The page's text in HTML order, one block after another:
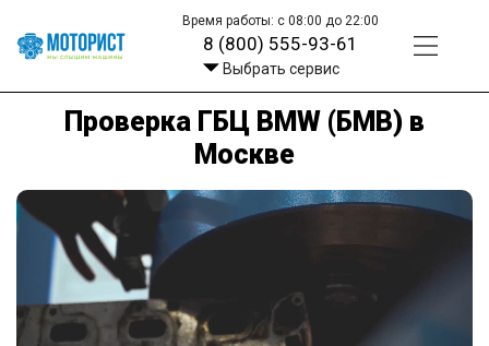
Время работы: с 08:00 до 22:00
8 (800) 555-93-61
Выбрать сервис
Проверка ГБЦ BMW (БМВ) в
Москве